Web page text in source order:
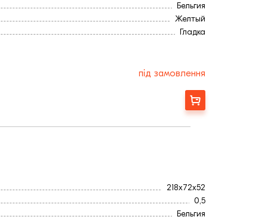
Бельгия
Желтый
Гладка
218
72
під замовлення
Замовити
218x72x52
0,5
Бельгия